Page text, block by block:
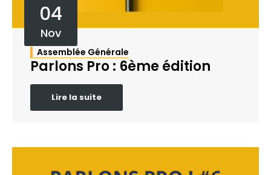
04
Nov
Assemblée Générale
Parlons Pro : 6ème édition
Lire la suite